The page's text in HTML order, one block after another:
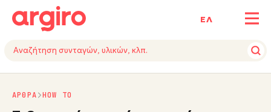
ΕΛ
ΑΡΘΡΑ HOW TO